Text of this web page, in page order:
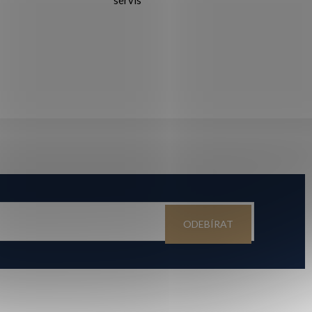
ODEBÍRAT